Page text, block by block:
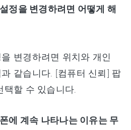
정을 변경하려면 어떻게 해
변경하려면 위치와 개인
같습니다. [컴퓨터 신뢰] 팝
할 수 있습니다.
에 계속 나타나는 이유는 무